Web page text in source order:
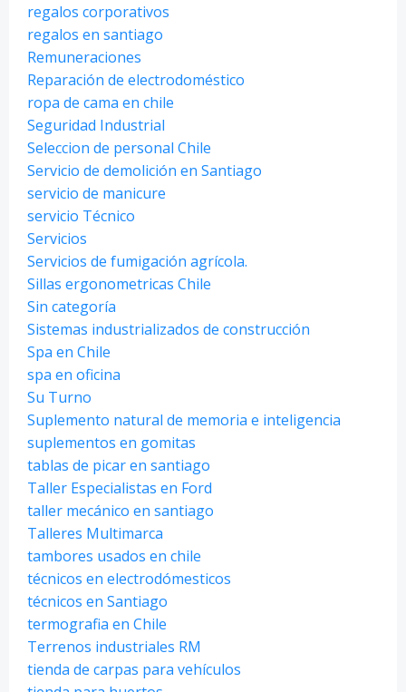
regalos corporativos
regalos en santiago
Remuneraciones
Reparación de electrodoméstico
ropa de cama en chile
Seguridad Industrial
Seleccion de personal Chile
Servicio de demolición en Santiago
servicio de manicure
servicio Técnico
Servicios
Servicios de fumigación agrícola.
Sillas ergonometricas Chile
Sin categoría
Sistemas industrializados de construcción
Spa en Chile
spa en oficina
Su Turno
Suplemento natural de memoria e inteligencia
suplementos en gomitas
tablas de picar en santiago
Taller Especialistas en Ford
taller mecánico en santiago
Talleres Multimarca
tambores usados en chile
técnicos en electrodómesticos
técnicos en Santiago
termografia en Chile
Terrenos industriales RM
tienda de carpas para vehículos